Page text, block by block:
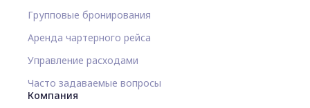
Групповые бронирования
Аренда чартерного рейса
Управление расходами
Часто задаваемые вопросы
Компания